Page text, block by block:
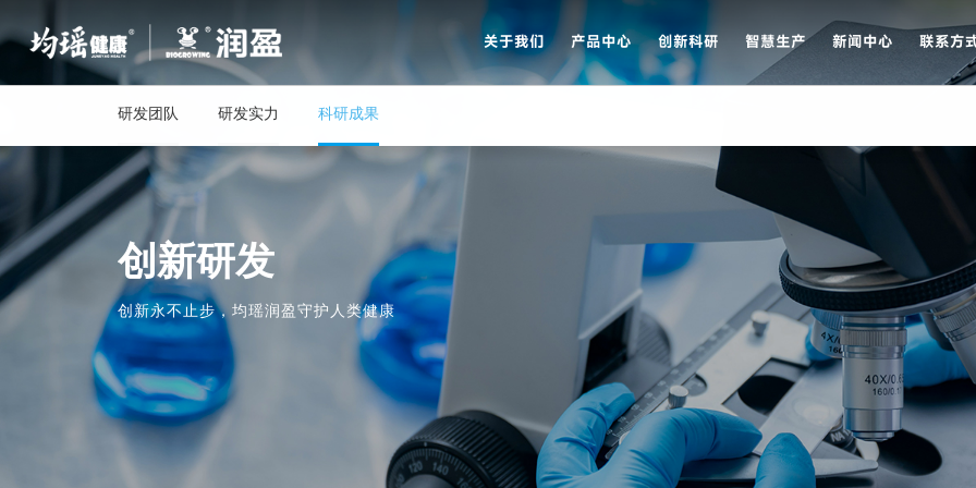
关于我们 产品中心 创新科研 智慧生产 新闻中心 联系方
创新研发
创新永不止步，均瑶润盈守护人类健康
研发团队 研发实力 科研成果